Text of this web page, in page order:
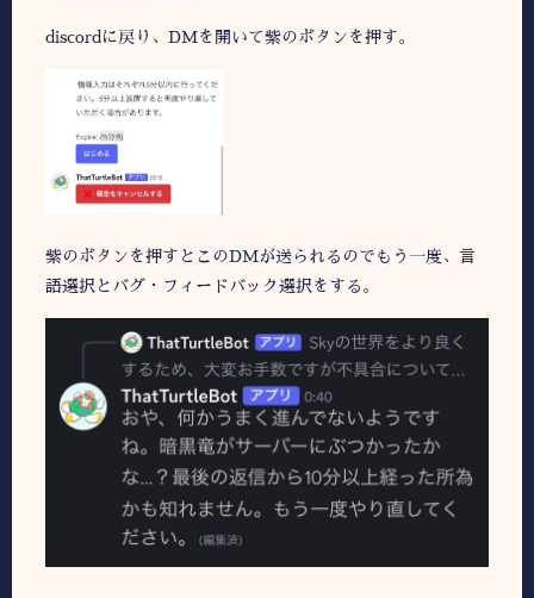
discordに戻り、DMを開いて紫のボタンを押す。
紫のボタンを押すとこのDMが送られるのでもう一度、言
語選択とバグ・フィードバック選択をする。